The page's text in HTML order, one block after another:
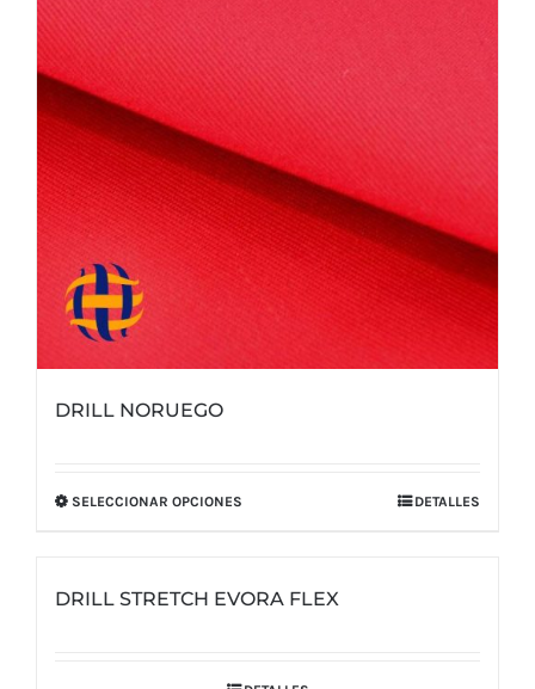
DRILL NORUEGO
SELECCIONAR OPCIONES
múltiples
DETALLES
DRILL STRETCH EVORA FLEX